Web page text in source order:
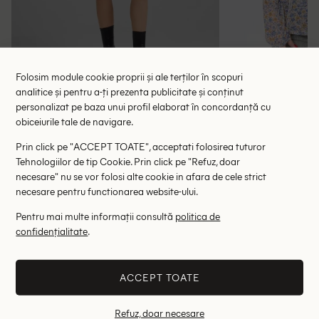
Bluza Bershka, floral
47.00 lei
RRP: 149.00 lei
XS S M
Altii au fost interesati de
Folosim module cookie proprii și ale terților în scopuri
analitice și pentru a-ți prezenta publicitate și conținut
personalizat pe baza unui profil elaborat în concordanță cu
obiceiurile tale de navigare.
Prin click pe "ACCEPT TOATE", acceptati folosirea tuturor
Tehnologiilor de tip Cookie. Prin click pe "Refuz, doar
necesare" nu se vor folosi alte cookie in afara de cele strict
necesare pentru functionarea website-ului.
Pentru mai multe informații consultă politica de
confidențialitate.
ACCEPT TOATE
Refuz, doar necesare